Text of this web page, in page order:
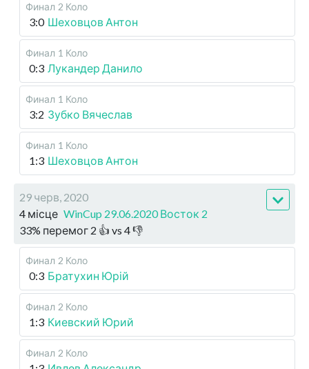
Финал 2 Коло
3:0 Шеховцов Антон
Финал 1 Коло
0:3 Лукандер Данило
Финал 1 Коло
3:2 Зубко Вячеслав
Финал 1 Коло
1:3 Шеховцов Антон
29 черв, 2020
4 місце WinCup 29.06.2020 Восток 2
33% перемог 2 👍 vs 4👎
Финал 2 Коло
0:3 Братухин Юрій
Финал 2 Коло
1:3 Киевский Юрий
Финал 2 Коло